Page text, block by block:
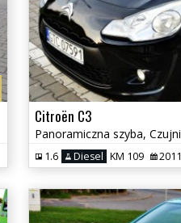
Citroën C3
1.6 Diesel KM 109 2011